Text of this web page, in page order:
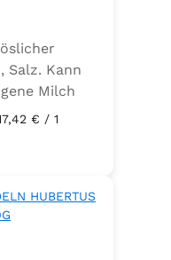
Salz. Kann
Milch
€ / 1